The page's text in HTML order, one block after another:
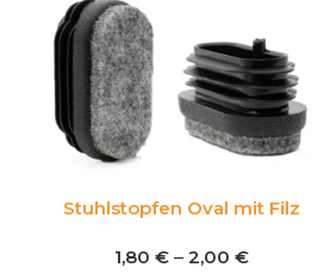
Stuhlstopfen Oval mit Filz
1,80€ –2,00€